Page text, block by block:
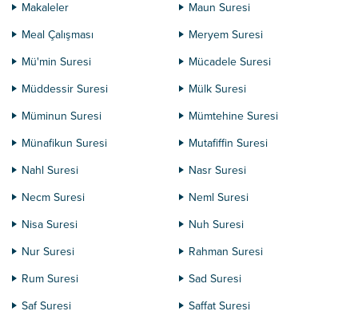
Makaleler
Maun Suresi
Meal Çalışması
Meryem Suresi
Mü'min Suresi
Mücadele Suresi
Müddessir Suresi
Mülk Suresi
Müminun Suresi
Mümtehine Suresi
Münafikun Suresi
Mutafiffin Suresi
Nahl Suresi
Nasr Suresi
Necm Suresi
Neml Suresi
Nisa Suresi
Nuh Suresi
Nur Suresi
Rahman Suresi
Rum Suresi
Sad Suresi
Saf Suresi
Saffat Suresi